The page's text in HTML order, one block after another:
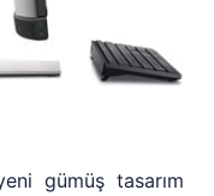
gümüş tasarım